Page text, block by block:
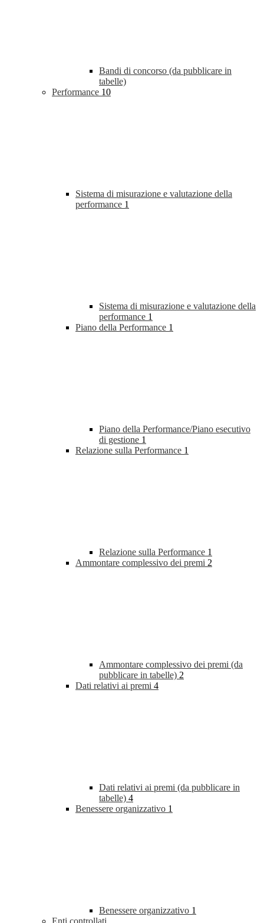
Bandi di concorso (da pubblicare in
tabelle)
Performance 10
Sistema di misurazione e valutazione della
performance 1
Sistema di misurazione e valutazione della
performance 1
Piano della Performance 1
Piano della Performance/Piano esecutivo
di gestione 1
Relazione sulla Performance 1
Relazione sulla Performance 1
Ammontare complessivo dei premi 2
Ammontare complessivo dei premi (da
pubblicare in tabelle) 2
Dati relativi ai premi 4
Dati relativi ai premi (da pubblicare in
tabelle) 4
Benessere organizzativo 1
Benessere organizzativo 1